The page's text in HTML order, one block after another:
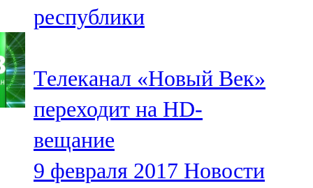
республики
Телеканал «Новый Век»
переходит на HD-
вещание
9 февраля 2017 Новости